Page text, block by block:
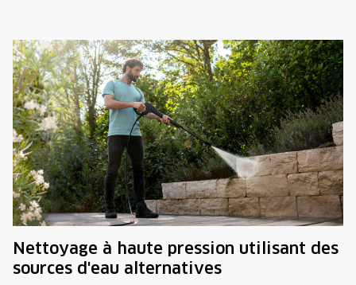
Nettoyage à haute pression utilisant des
sources d'eau alternatives